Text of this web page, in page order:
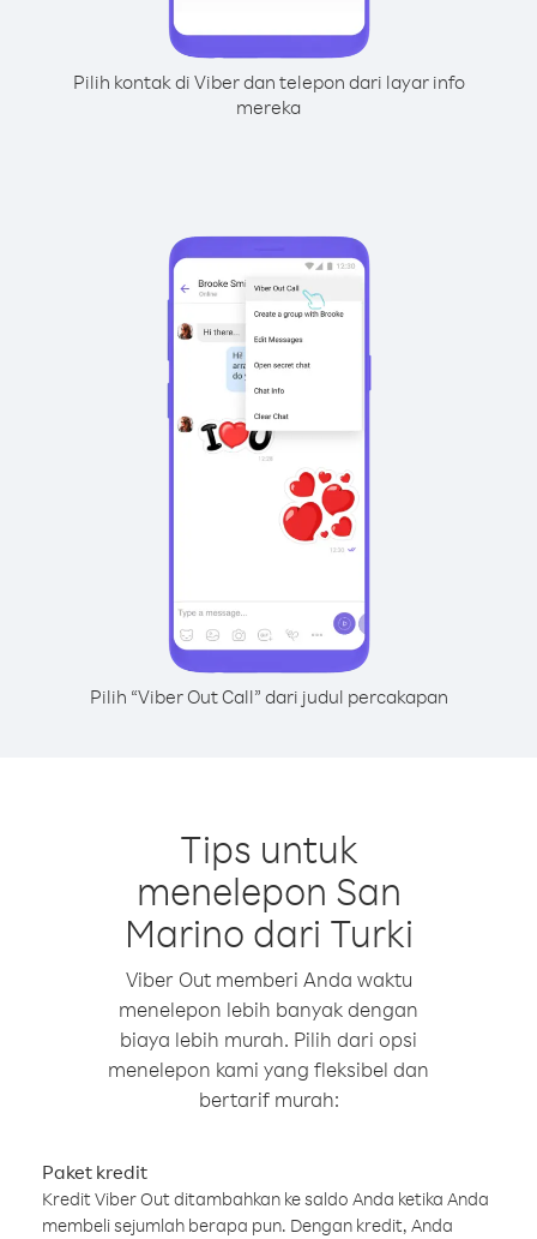
Pilih kontak di Viber dan telepon dari layar info
mereka
Pilih “Viber Out Call” dari judul percakapan
Tips untuk
menelepon San
Marino dari Turki
Viber Out memberi Anda waktu
menelepon lebih banyak dengan
biaya lebih murah. Pilih dari opsi
menelepon kami yang fleksibel dan
bertarif murah:
Paket kredit
Kredit Viber Out ditambahkan ke saldo Anda ketika Anda
membeli sejumlah berapa pun. Dengan kredit, Anda